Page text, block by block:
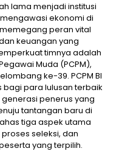
lama menjadi institusi
ekonomi di
peran vital
keuangan yang
timnya adalah
Muda (PCPM),
ke-39. PCPM BI
para lulusan terbaik
penerus yang
tantangan baru di
tiga aspek utama
proses seleksi, dan
yang terpilih.